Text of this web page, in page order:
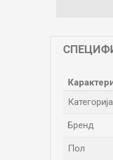
Категорија
Бренд
Пол